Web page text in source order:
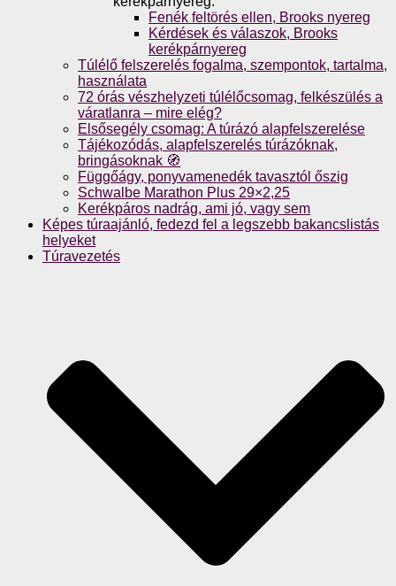
Fenék feltörés ellen, Brooks nyereg
Kérdések és válaszok, Brooks
kerékpárnyereg
Túlélő felszerelés fogalma, szempontok, tartalma,
használata
72 órás vészhelyzeti túlélőcsomag, felkészülés a
váratlanra – mire elég?
Elsősegély csomag: A túrázó alapfelszerelése
Tájékozódás, alapfelszerelés túrázóknak,
bringásoknak 🧭
Függőágy, ponyvamenedék tavasztól őszig
Schwalbe Marathon Plus 29×2,25
Kerékpáros nadrág, ami jó, vagy sem
Képes túraajánló, fedezd fel a legszebb bakancslistás
helyeket
Túravezetés